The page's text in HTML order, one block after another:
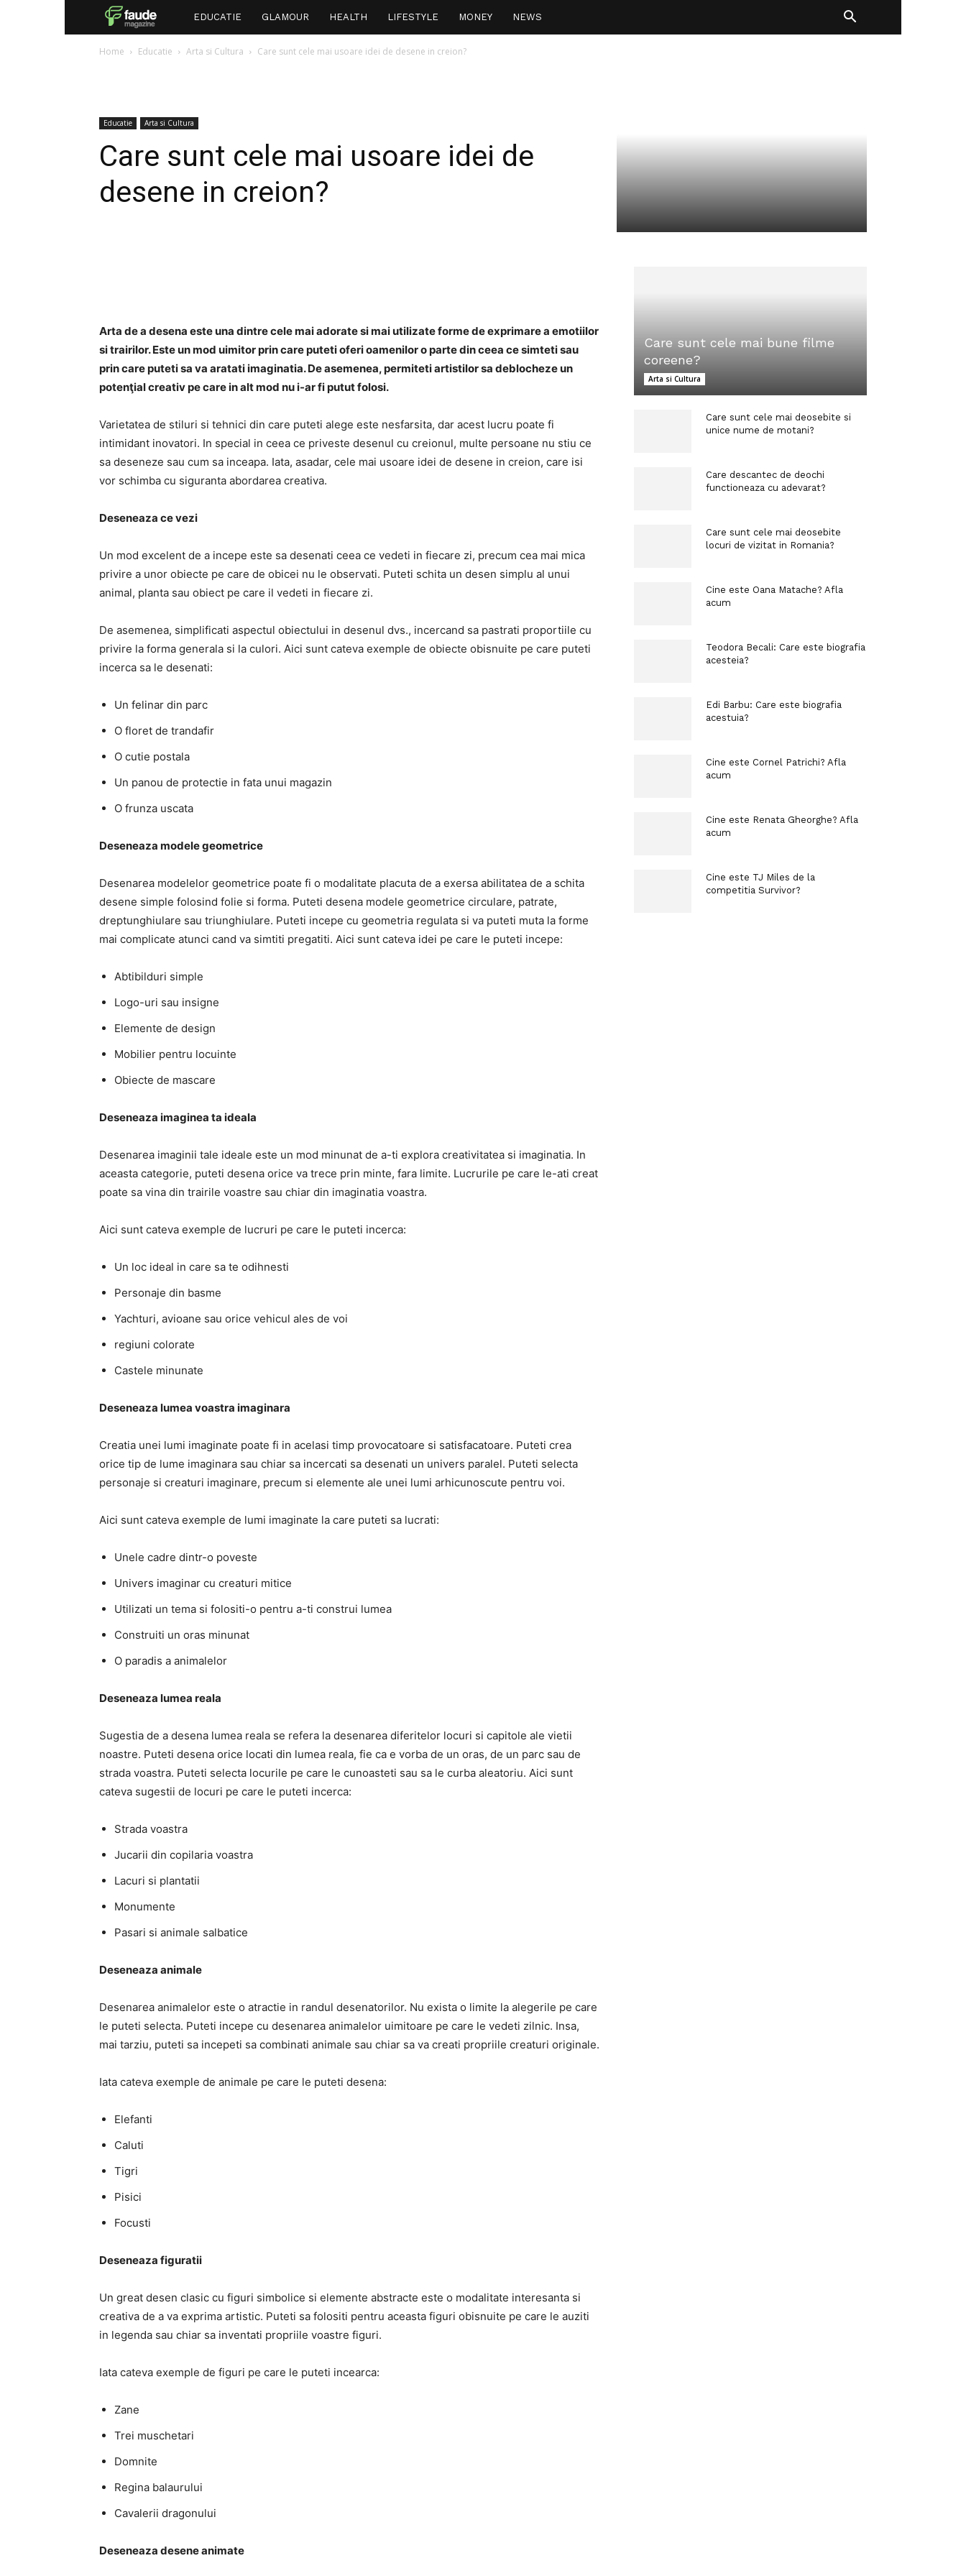
Faude
EDUCATIE GLAMOUR HEALTH LIFESTYLE MONEY NEWS
Home Educatie Arta si Cultura Care sunt cele mai usoare idei de desene in creion?
Educatie Arta si Cultura
Care sunt cele mai usoare idei de
desene in creion?
Arta de a desena este una dintre cele mai adorate si mai utilizate forme de exprimare a emotiilor
si trairilor. Este un mod uimitor prin care puteti oferi oamenilor o parte din ceea ce simteti sau
prin care puteti sa va aratati imaginatia. De asemenea, permiteti artistilor sa deblocheze un
potenţial creativ pe care in alt mod nu i-ar fi putut folosi.
Varietatea de stiluri si tehnici din care puteti alege este nesfarsita, dar acest lucru poate fi
intimidant inovatori. In special in ceea ce priveste desenul cu creionul, multe persoane nu stiu ce
sa deseneze sau cum sa inceapa. Iata, asadar, cele mai usoare idei de desene in creion, care isi
vor schimba cu siguranta abordarea creativa.
Deseneaza ce vezi
Un mod excelent de a incepe este sa desenati ceea ce vedeti in fiecare zi, precum cea mai mica
privire a unor obiecte pe care de obicei nu le observati. Puteti schita un desen simplu al unui
animal, planta sau obiect pe care il vedeti in fiecare zi.
De asemenea, simplificati aspectul obiectului in desenul dvs., incercand sa pastrati proportiile cu
privire la forma generala si la culori. Aici sunt cateva exemple de obiecte obisnuite pe care puteti
incerca sa le desenati:
Un felinar din parc
O floret de trandafir
O cutie postala
Un panou de protectie in fata unui magazin
O frunza uscata
Deseneaza modele geometrice
Desenarea modelelor geometrice poate fi o modalitate placuta de a exersa abilitatea de a schita
desene simple folosind folie si forma. Puteti desena modele geometrice circulare, patrate,
dreptunghiulare sau triunghiulare. Puteti incepe cu geometria regulata si va puteti muta la forme
mai complicate atunci cand va simtiti pregatiti. Aici sunt cateva idei pe care le puteti incepe:
Abtibilduri simple
Logo-uri sau insigne
Elemente de design
Mobilier pentru locuinte
Obiecte de mascare
Deseneaza imaginea ta ideala
Desenarea imaginii tale ideale este un mod minunat de a-ti explora creativitatea si imaginatia. In
aceasta categorie, puteti desena orice va trece prin minte, fara limite. Lucrurile pe care le-ati creat
poate sa vina din trairile voastre sau chiar din imaginatia voastra.
Aici sunt cateva exemple de lucruri pe care le puteti incerca:
Un loc ideal in care sa te odihnesti
Personaje din basme
Yachturi, avioane sau orice vehicul ales de voi
regiuni colorate
Castele minunate
Deseneaza lumea voastra imaginara
Creatia unei lumi imaginate poate fi in acelasi timp provocatoare si satisfacatoare. Puteti crea
orice tip de lume imaginara sau chiar sa incercati sa desenati un univers paralel. Puteti selecta
personaje si creaturi imaginare, precum si elemente ale unei lumi arhicunoscute pentru voi.
Aici sunt cateva exemple de lumi imaginate la care puteti sa lucrati:
Unele cadre dintr-o poveste
Univers imaginar cu creaturi mitice
Utilizati un tema si folositi-o pentru a-ti construi lumea
Construiti un oras minunat
O paradis a animalelor
Deseneaza lumea reala
Sugestia de a desena lumea reala se refera la desenarea diferitelor locuri si capitole ale vietii
noastre. Puteti desena orice locati din lumea reala, fie ca e vorba de un oras, de un parc sau de
strada voastra. Puteti selecta locurile pe care le cunoasteti sau sa le curba aleatoriu. Aici sunt
cateva sugestii de locuri pe care le puteti incerca:
Strada voastra
Jucarii din copilaria voastra
Lacuri si plantatii
Monumente
Pasari si animale salbatice
Deseneaza animale
Desenarea animalelor este o atractie in randul desenatorilor. Nu exista o limite la alegerile pe care
le puteti selecta. Puteti incepe cu desenarea animalelor uimitoare pe care le vedeti zilnic. Insa,
mai tarziu, puteti sa incepeti sa combinati animale sau chiar sa va creati propriile creaturi originale.
Iata cateva exemple de animale pe care le puteti desena:
Elefanti
Caluti
Tigri
Pisici
Focusti
Deseneaza figuratii
Un great desen clasic cu figuri simbolice si elemente abstracte este o modalitate interesanta si
creativa de a va exprima artistic. Puteti sa folositi pentru aceasta figuri obisnuite pe care le auziti
in legenda sau chiar sa inventati propriile voastre figuri.
Iata cateva exemple de figuri pe care le puteti incearca:
Zane
Trei muschetari
Domnite
Regina balaurului
Cavalerii dragonului
Deseneaza desene animate
Care sunt cele mai bune filme
coreene?
Arta si Cultura
Care sunt cele mai deosebite si
unice nume de motani?
Care descantec de deochi
functioneaza cu adevarat?
Care sunt cele mai deosebite
locuri de vizitat in Romania?
Cine este Oana Matache? Afla
acum
Teodora Becali: Care este biografia
acesteia?
Edi Barbu: Care este biografia
acestuia?
Cine este Cornel Patrichi? Afla
acum
Cine este Renata Gheorghe? Afla
acum
Cine este TJ Miles de la
competitia Survivor?